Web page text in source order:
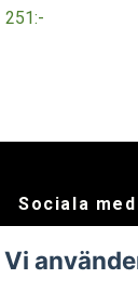
251:-
Sociala
Facebook
Vi